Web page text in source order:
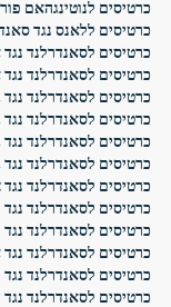
כרטיסים לנוטינגהאם
כרטיסים ללאנס נגד
כרטיסים לסאנדרלנד
כרטיסים לסאנדרלנד נגד
כרטיסים לסאנדרלנד נגד
כרטיסים לסאנדרלנד נגד
כרטיסים לסאנדרלנד נגד
כרטיסים לסאנדרלנד נגד
כרטיסים לסאנדרלנד נגד
כרטיסים לסאנדרלנד נגד
כרטיסים לסאנדרלנד
כרטיסים לסאנדרלנד נגד
כרטיסים לסאנדרלנד
כרטיסים לסאנדרלנד